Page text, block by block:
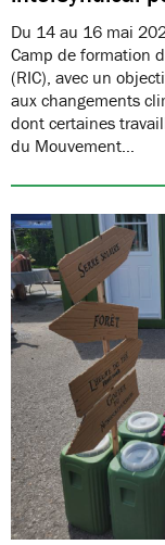
Du 14 au 16 mai
Camp de formation
(RIC), avec un
aux changements
dont certaines
du Mouvement…